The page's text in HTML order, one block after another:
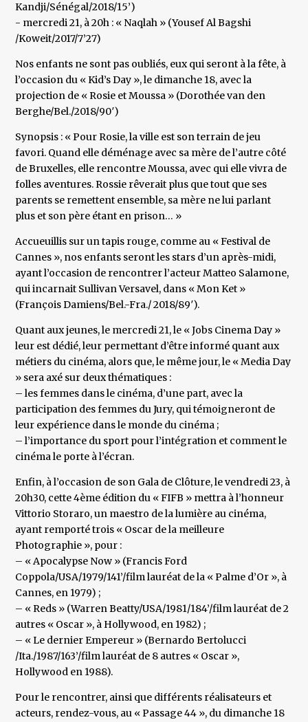
Kandji/Sénégal/2018/15’)
- mercredi 21, à 20h : « Naqlah » (Yousef Al Bagshi
/Koweit/2017/7’27)
Nos enfants ne sont pas oubliés, eux qui seront à la fête, à
l’occasion du « Kid’s Day », le dimanche 18, avec la
projection de « Rosie et Moussa » (Dorothée van den
Berghe/Bel./2018/90′)
Synopsis : « Pour Rosie, la ville est son terrain de jeu
favori. Quand elle déménage avec sa mère de l’autre côté
de Bruxelles, elle rencontre Moussa, avec qui elle vivra de
folles aventures. Rossie rêverait plus que tout que ses
parents se remettent ensemble, sa mère ne lui parlant
plus et son père étant en prison… »
Accueuillis sur un tapis rouge, comme au « Festival de
Cannes », nos enfants seront les stars d’un après-midi,
ayant l’occasion de rencontrer l’acteur Matteo Salamone,
qui incarnait Sullivan Versavel, dans « Mon Ket »
(François Damiens/Bel.-Fra./ 2018/89′).
Quant aux jeunes, le mercredi 21, le « Jobs Cinema Day »
leur est dédié, leur permettant d’être informé quant aux
métiers du cinéma, alors que, le même jour, le « Media Day
» sera axé sur deux thématiques :
– les femmes dans le cinéma, d’une part, avec la
participation des femmes du Jury, qui témoigneront de
leur expérience dans le monde du cinéma ;
– l’importance du sport pour l’intégration et comment le
cinéma le porte à l’écran.
Enfin, à l’occasion de son Gala de Clôture, le vendredi 23, à
20h30, cette 4ème édition du « FIFB » mettra à l’honneur
Vittorio Storaro, un maestro de la lumière au cinéma,
ayant remporté trois « Oscar de la meilleure
Photographie », pour :
– « Apocalypse Now » (Francis Ford
Coppola/USA/1979/141’/film lauréat de la « Palme d’Or », à
Cannes, en 1979) ;
– « Reds » (Warren Beatty/USA/1981/184’/film lauréat de 2
autres « Oscar », à Hollywood, en 1982) ;
– « Le dernier Empereur » (Bernardo Bertolucci
/Ita./1987/163’/film lauréat de 8 autres « Oscar »,
Hollywood en 1988).
Pour le rencontrer, ainsi que différents réalisateurs et
acteurs, rendez-vous, au « Passage 44 », du dimanche 18